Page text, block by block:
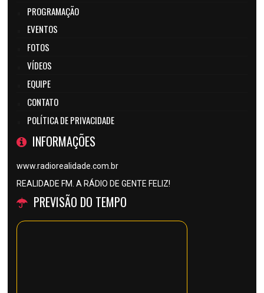
PROGRAMAÇÃO
EVENTOS
FOTOS
VÍDEOS
EQUIPE
CONTATO
POLÍTICA DE PRIVACIDADE
INFORMAÇÕES
www.radiorealidade.com.br
REALIDADE FM. A RÁDIO DE GENTE FELIZ!
PREVISÃO DO TEMPO